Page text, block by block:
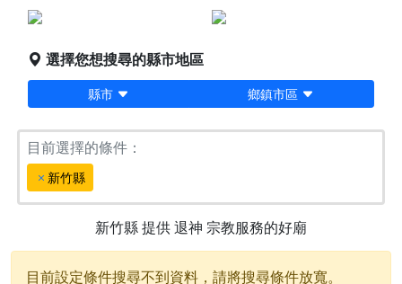
堪輿/風水
選擇您想搜尋的縣市地區
縣市 鄉鎮市區
目前選擇的條件：
新竹縣
新竹縣提供退神 宗教服務的好廟
目前設定條件搜尋不到資料，請將搜尋條件放寬。